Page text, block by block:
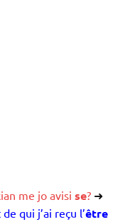
me jo avisi se? ➜
qui j’ai reçu l’être